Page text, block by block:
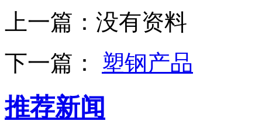
上一篇： 没有资料
下一篇： 塑钢产品
推荐新闻